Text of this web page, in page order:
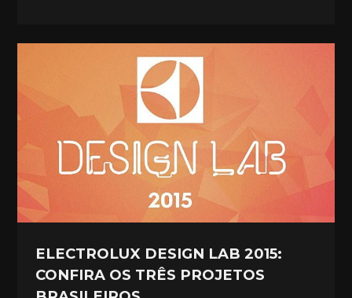
ELECTROLUX DESIGN LAB 2015:
CONFIRA OS TRÊS PROJETOS